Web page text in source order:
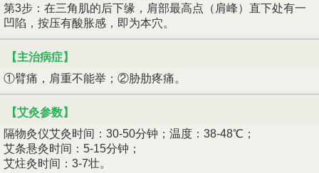
第3步：在三角肌的后下缘，肩部最高点（肩峰）直下处有一
凹陷，按压有酸胀感，即为本穴。
【主治病症】
①臂痛，肩重不能举；②胁肋疼痛。
【艾灸参数】
隔物灸仪艾灸时间：30-50分钟；温度：38-48℃；
艾条悬灸时间：5-15分钟；
艾炷灸时间：3-7壮。